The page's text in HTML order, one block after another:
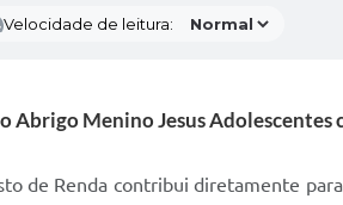
Velocidade de leitura:
o Abrigo Menino Jesus
de Renda contribui diretamente